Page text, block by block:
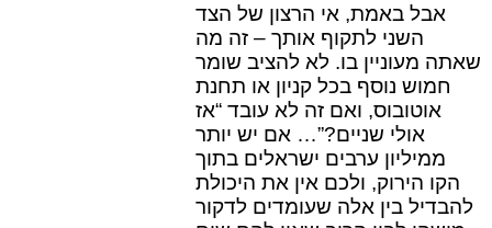
אבל באמת, אי הרצון של הצד
השני לתקוף אותך – זה מה
שאתה מעוניין בו. לא להציב שומר
חמוש נוסף בכל קניון או תחנת
אוטובוס, ואם זה לא עובד “אז
אולי שניים?”… אם יש יותר
ממיליון ערבים ישראלים בתוך
הקו הירוק, ולכם אין את היכולת
להבדיל בין אלה שעומדים לדקור